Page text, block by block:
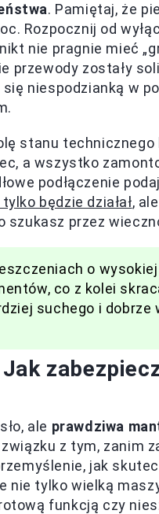
. Pamiętaj, że
Rozpocznij od
nie pragnie mieć
przewody zostały
niespodzianką w
stanu technicznego
a wszystko
podłączenie
będzie działał,
szukasz przez
o
co z kolei
suchego i dobrze
ale prawdziwa
z tym, zanim
jak
nie tylko wielką
funkcją czy